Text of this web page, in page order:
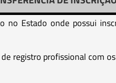
Estado onde possui
registro profissional com